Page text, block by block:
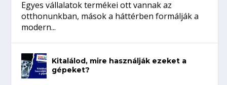
Egyes vállalatok termékei ott vannak az
otthonunkban, mások a háttérben formálják a
modern...
Kitalálod, mire használják ezeket a
gépeket?